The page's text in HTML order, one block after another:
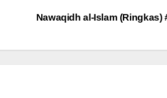
Nawaqidh al-Islam (Ringkas)